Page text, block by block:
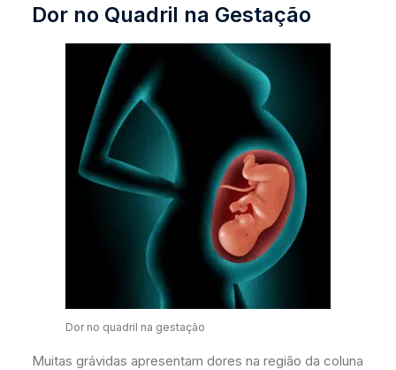
Dor no Quadril na Gestação
Dor no quadril na gestação
Muitas grávidas apresentam dores na região da coluna